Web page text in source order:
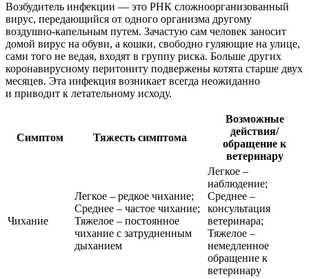
Возбудитель инфекции — это РНК сложноорганизованный
вирус, передающийся от одного организма другому
воздушно-капельным путем. Зачастую сам человек заносит
домой вирус на обуви, а кошки, свободно гуляющие на улице,
сами того не ведая, входят в группу риска. Больше других
коронавирусному перитониту подвержены котята старше двух
месяцев. Эта инфекция возникает всегда неожиданно
и приводит к летательному исходу.
Симптом Тяжесть симптома
Возможные
действия/
обращение к
ветеринару
Чихание
Легкое – редкое чихание;
Среднее – частое чихание;
Тяжелое – постоянное
чихание с затрудненным
дыханием
Легкое –
наблюдение;
Среднее –
консультация
ветеринара;
Тяжелое –
немедленное
обращение к
ветеринару